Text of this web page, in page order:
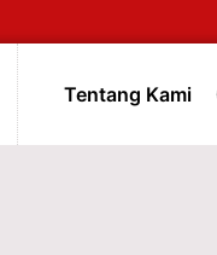
Tentang Kami